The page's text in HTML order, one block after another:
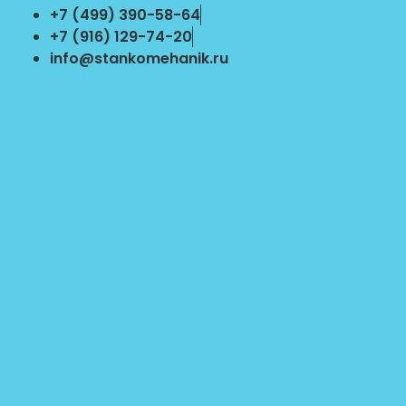
Перейти
содержимому
+7 (499) 390-58-64
+7 (916) 129-74-20
info@stankomehanik.ru